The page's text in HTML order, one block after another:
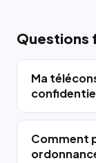
Questions
Ma
Comment